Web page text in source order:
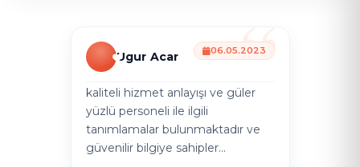
Ugur Acar
kaliteli hizmet anlayışı ve güler
yüzlü personeli ile ilgili
tanımlamalar bulunmaktadır ve
güvenilir bilgiye sahipler...
06.05.2023